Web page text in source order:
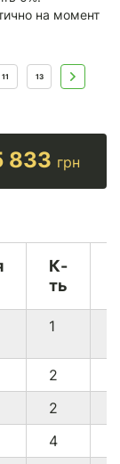
на момент
11 13
833 грн
К-
ть
1
2
2
4